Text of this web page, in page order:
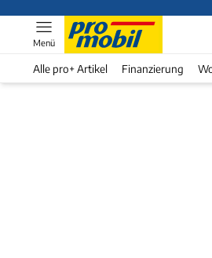
Menü
Alle pro+ Artikel Finanzierung